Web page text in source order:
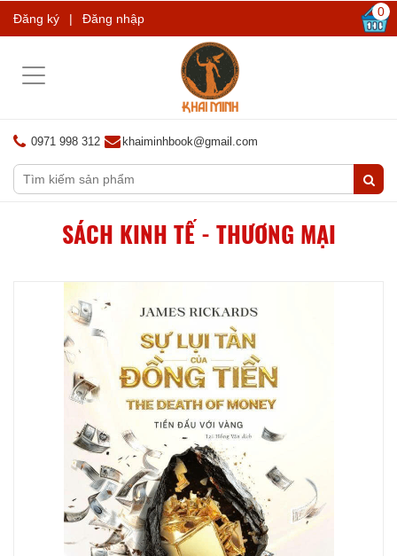
Đăng ký | Đăng nhập 0
Toggle
0971 998 312 khaiminhbook@gmail.com
SÁCH KINH TẾ - THƯƠNG MẠI